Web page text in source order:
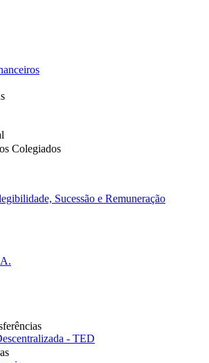
Colegiados
Sucessão e Remuneração
- TED